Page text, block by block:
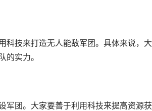
科技来打造无人能敌军团。具体来说，
的实力。
军团。大家要善于利用科技来提高资源